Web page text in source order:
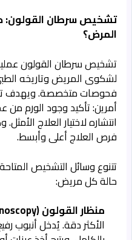
تشخيص سرطان
المرض؟
تشخيص سرطان القولون
لشكوى المريض وتاريخه
فحوصات متخصصة. ويهدف
أمرين: تأكيد وجود الورم
انتشاره لاختيار العلاج
فرص العلاج أعلى وأبسط.
تتنوع وسائل التشخيص
حالة كل مريض:
منظار القولون (Colonoscopy):
الأكثر دقة. يُدخل أنبوب